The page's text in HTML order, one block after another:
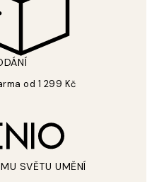
od 1 299 Kč
SVĚTU UMĚNÍ